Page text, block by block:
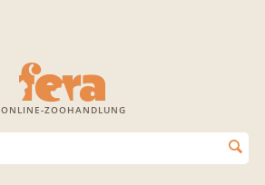
ONLINE-ZOOHANDLUNG